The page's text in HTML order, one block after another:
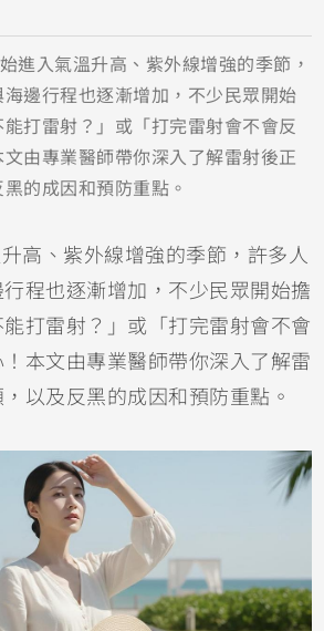
進入氣溫升高、紫外線增強的季節，
邊行程也逐漸增加，不少民眾開始
打雷射？」或「打完雷射會不會反
由專業醫師帶你深入了解雷射後正
的成因和預防重點。
高、紫外線增強的季節，許多人
程也逐漸增加，不少民眾開始擔
打雷射？」或「打完雷射會不會
本文由專業醫師帶你深入了解雷
以及反黑的成因和預防重點。